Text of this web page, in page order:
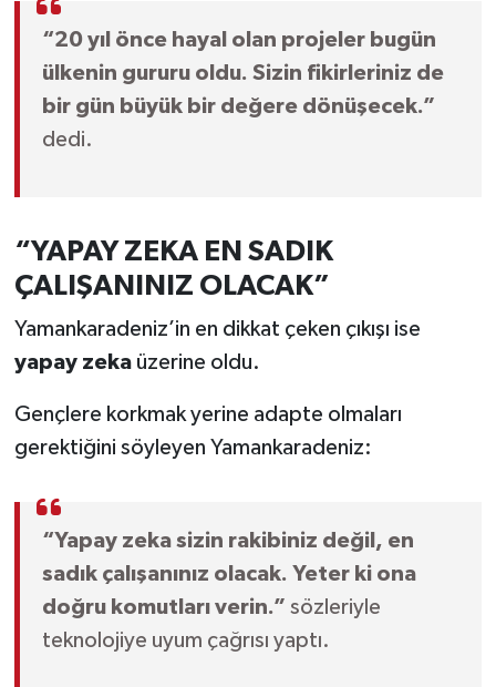
“20 yıl önce hayal olan projeler bugün
ülkenin gururu oldu. Sizin fikirleriniz de
bir gün büyük bir değere dönüşecek.”
dedi.
“YAPAY ZEKA EN SADIK
ÇALIŞANINIZ OLACAK”
Yamankaradeniz’in en dikkat çeken çıkışı ise
yapay zekaüzerine oldu.
Gençlere korkmak yerine adapte olmaları
gerektiğini söyleyen Yamankaradeniz:
“Yapay zeka sizin rakibiniz değil, en
sadık çalışanınız olacak. Yeter ki ona
doğru komutları verin.” sözleriyle
teknolojiye uyum çağrısı yaptı.